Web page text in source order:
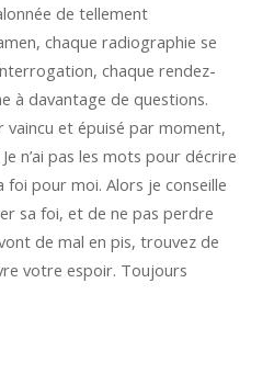
de tellement
chaque radiographie se
chaque rendez-
à davantage de questions.
vaincu et épuisé par moment,
n’ai pas les mots pour décrire
foi pour moi. Alors je conseille
sa foi, et de ne pas perdre
de mal en pis, trouvez de
votre espoir. Toujours